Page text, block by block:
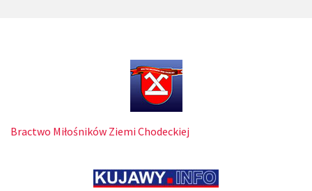
Bractwo Miłośników Ziemi Chodeckiej